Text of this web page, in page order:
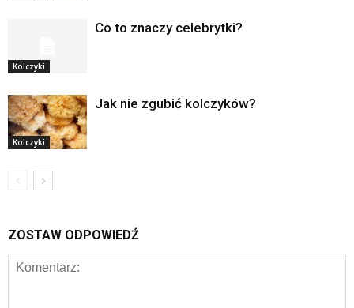
Kolczyki
Co to znaczy celebrytki?
Kolczyki
Jak nie zgubić kolczyków?
ZOSTAW ODPOWIEDŹ